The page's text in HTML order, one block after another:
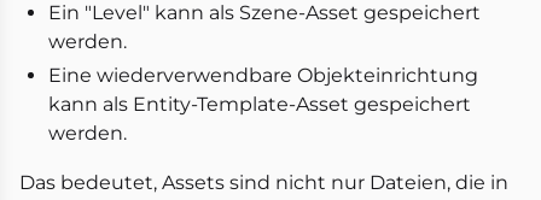
Ein "Level" kann als Szene-Asset gespeichert
werden.
Eine wiederverwendbare Objekteinrichtung
kann als Entity-Template-Asset gespeichert
werden.
Das bedeutet, Assets sind nicht nur Dateien, die in